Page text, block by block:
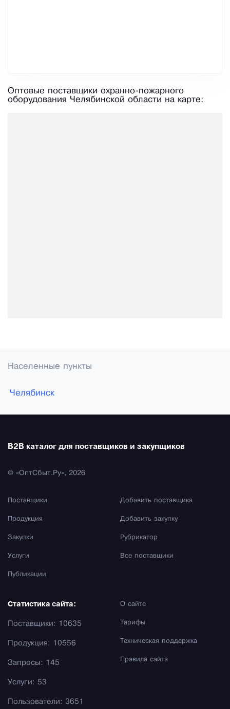
Оптовые поставщики охранно-пожарного
оборудования Челябинской области на карте:
Населенные пункты
Челябинск
B2B каталог для поставщиков и закупщиков
© «ОптСбыт.Ру», 2026
Поставщики
Продукция
Закупки
Услуги
Публикации
Добавить поставщика
Добавить закупку
Рубрикатор
Все поставщики
О сайте
Тарифы
Техническая поддержка
Правила сайта
Статистика сайта:
Поставщики: 10635
Продукция: 10556
Запросы: 145
Услуги: 53
Пользователи: 3651